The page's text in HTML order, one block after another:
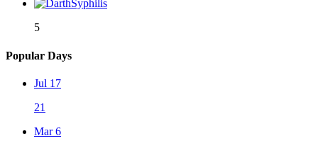
5
Popular Days
Jul 17
21
Mar 6